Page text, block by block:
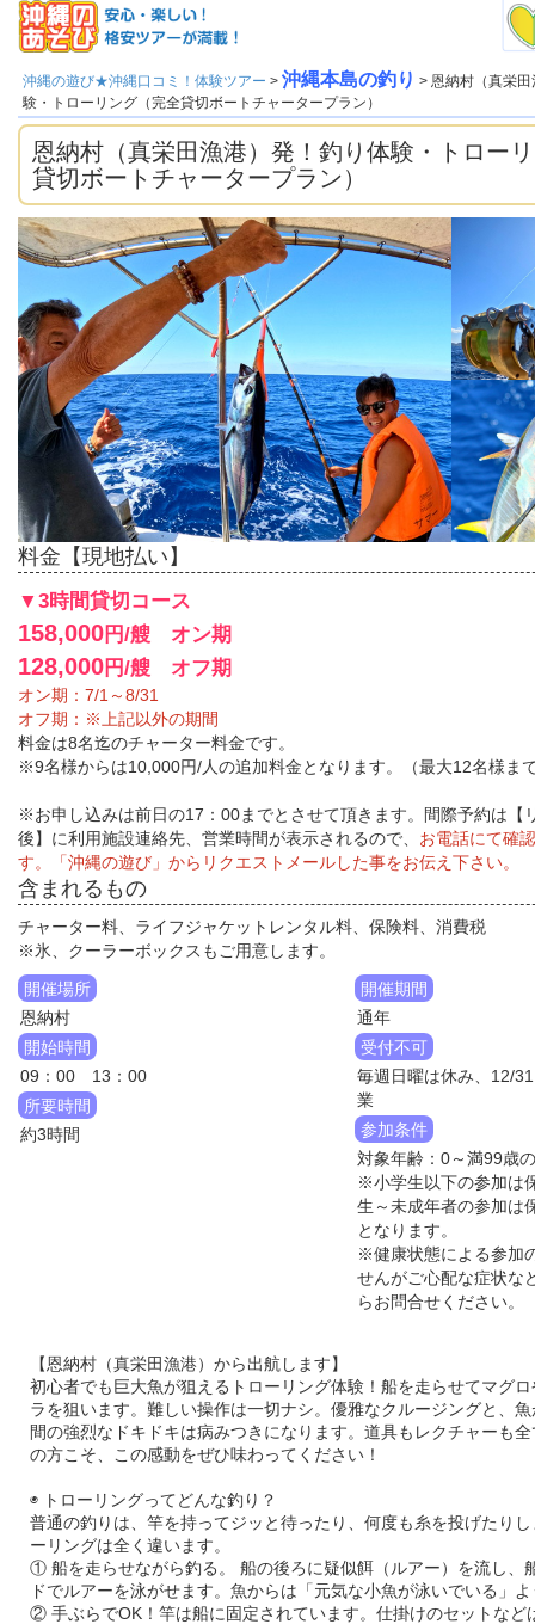
沖縄の遊び★沖縄口コミ！体験ツアー > 沖縄本島の釣り > 恩納村（真栄
験・トローリング（完全貸切ボートチャータープラン）
恩納村（真栄田漁港）発！釣り体験・トロー
貸切ボートチャータープラン）
料金【現地払い】
▼3時間貸切コース
158,000円/艘 オン期
128,000円/艘 オフ期
オン期：7/1～8/31
オフ期：※上記以外の期間
料金は8名迄のチャーター料金です。
※9名様からは10,000円/人の追加料金となります。（最大12名様ま
※お申し込みは前日の17：00までとさせて頂きます。間際予約は【
後】に利用施設連絡先、営業時間が表示されるので、 お電話にて確
す。「沖縄の遊び」からリクエストメールした事をお伝え下さい。
含まれるもの
チャーター料、ライフジャケットレンタル料、保険料、消費税
※氷、クーラーボックスもご用意します。
開催場所
恩納村
開始時間
09：00 13：00
所要時間
約3時間
開催期間
通年
受付不可
毎週日曜は休み、12/
業
参加条件
対象年齢：0～満99歳
※小学生以下の参加は
生～未成年者の参加は
となります。
※健康状態による参加
せんがご心配な症状な
らお問合せください。
【恩納村（真栄田漁港）から出航します】
初心者でも巨大魚が狙えるトローリング体験！船を走らせてマグ
ラを狙います。難しい操作は一切ナシ。優雅なクルージングと、
間の強烈なドキドキは病みつきになります。道具もレクチャーも
の方こそ、この感動をぜひ味わってください！
◉ トローリングってどんな釣り？
普通の釣りは、竿を持ってジッと待ったり、何度も糸を投げたり
ーリングは全く違います。
① 船を走らせながら釣る。 船の後ろに疑似餌（ルアー）を流し、
ドでルアーを泳がせます。魚からは「元気な小魚が泳いでいる」
② 手ぶらでOK！竿は船に固定されています。仕掛けのセットなど